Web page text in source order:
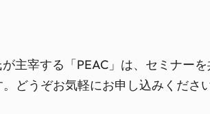
宰する「PEAC」は、セミナー
どうぞお気軽にお申し込みくださ